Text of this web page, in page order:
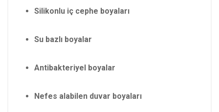
Silikonlu iç cephe boyaları
Su bazlı boyalar
Antibakteriyel boyalar
Nefes alabilen duvar boyaları